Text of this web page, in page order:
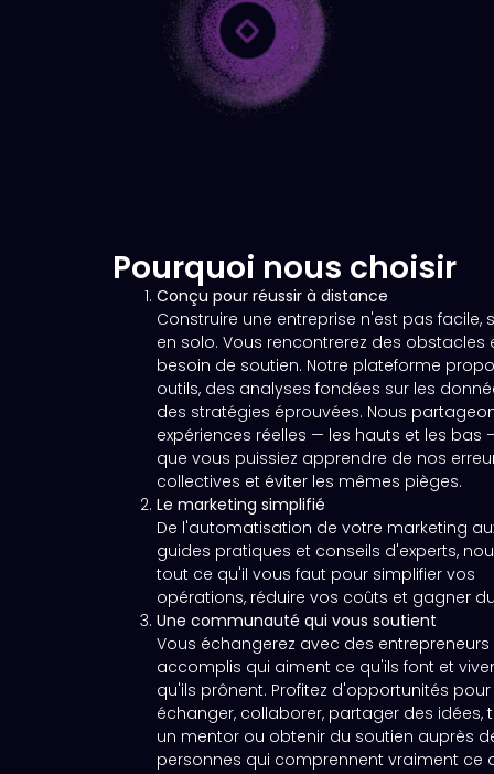
Pourquoi nous choisir
Conçu pour réussir à distance
Construire une entreprise n'est pas facile,
en solo. Vous rencontrerez des obstacles
besoin de soutien. Notre plateforme
outils, des analyses fondées sur les
des stratégies éprouvées. Nous
expériences réelles — les hauts et les bas
que vous puissiez apprendre de nos
collectives et éviter les mêmes pièges.
Le marketing simplifié
De l'automatisation de votre marketing
guides pratiques et conseils d'experts,
tout ce qu'il vous faut pour simplifier vos
opérations, réduire vos coûts et gagner
Une communauté qui vous soutient
Vous échangerez avec des entrepreneurs
accomplis qui aiment ce qu'ils font et
qu'ils prônent. Profitez d'opportunités pour
échanger, collaborer, partager des idées,
un mentor ou obtenir du soutien auprès
personnes qui comprennent vraiment ce